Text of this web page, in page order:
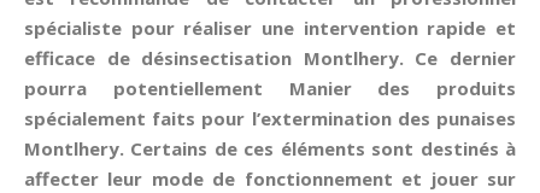
spécialiste pour réaliser une intervention rapide et
efficace de désinsectisation Montlhery. Ce dernier
pourra potentiellement Manier des produits
spécialement faits pour l’extermination des punaises
Montlhery. Certains de ces éléments sont destinés à
affecter leur mode de fonctionnement et jouer sur